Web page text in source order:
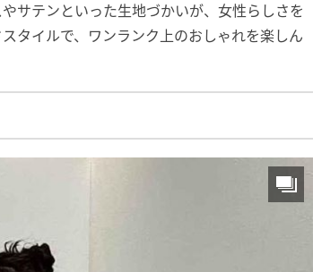
サテンといった生地づかいが、女性らしさを
タイルで、ワンランク上のおしゃれを楽しん